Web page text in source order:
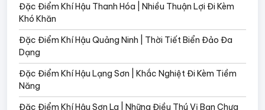
Đặc Điểm Khí Hậu Thanh Hóa | Nhiều Thuận Lợi Đi Kèm
Khó Khăn
Đặc Điểm Khí Hậu Quảng Ninh | Thời Tiết Biển Đảo Đa
Dạng
Đặc Điểm Khí Hậu Lạng Sơn | Khắc Nghiệt Đi Kèm Tiềm
Năng
Đặc Điểm Khí Hậu Sơn La | Những Điều Thú Vị Bạn Chưa